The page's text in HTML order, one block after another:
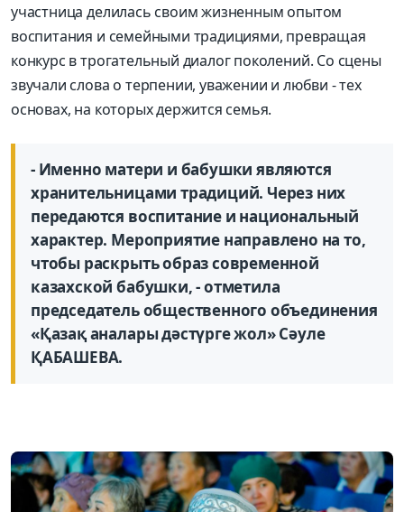
участница делилась своим жизненным опытом
воспитания и семейными традициями, превращая
конкурс в трогательный диалог поколений. Со сцены
звучали слова о терпении, уважении и любви - тех
основах, на которых держится семья.
- Именно матери и бабушки являются
хранительницами традиций. Через них
передаются воспитание и национальный
характер. Мероприятие направлено на то,
чтобы раскрыть образ современной
казахской бабушки, - отметила
председатель общественного объединения
«Қазақ аналары дәстүрге жол» Сәуле
ҚАБАШЕВА.